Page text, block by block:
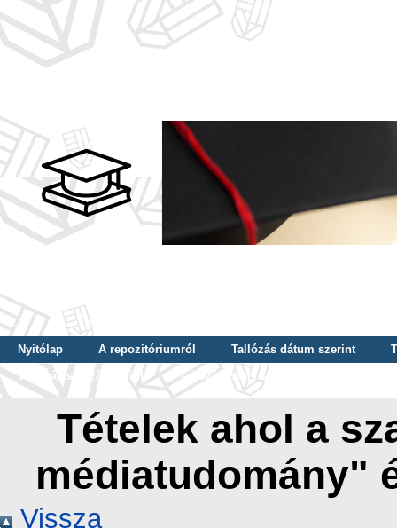
Nyitólap A repozitóriumról Tallózás dátum szerint
Tallózás szerző szerint
Tallózás nyelv szerint
Tételek ahol a
médiatudomány"
Vissza